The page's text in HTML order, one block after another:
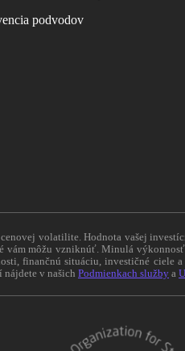
podvodov
volatilite. Hodnota vašej
vám môžu vzniknúť. Minulá
finančnú situáciu, investičné
nájdete v našich Podmienkach služby a